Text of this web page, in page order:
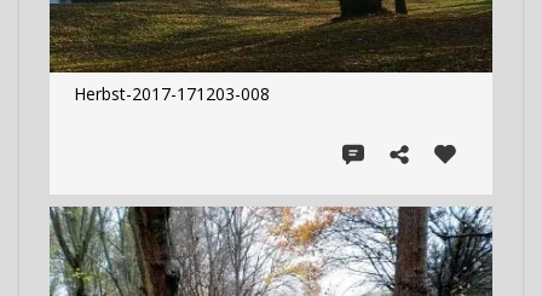
Herbst-2017-171203-008